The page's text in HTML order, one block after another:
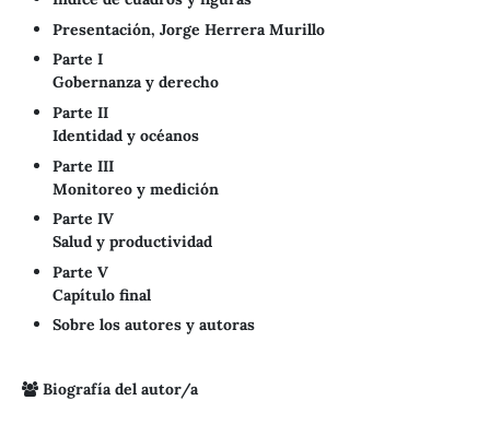
Presentación, Jorge Herrera Murillo
Parte I
Gobernanza y derecho
Parte II
Identidad y océanos
Parte III
Monitoreo y medición
Parte IV
Salud y productividad
Parte V
Capítulo final
Sobre los autores y autoras
Biografía del autor/a